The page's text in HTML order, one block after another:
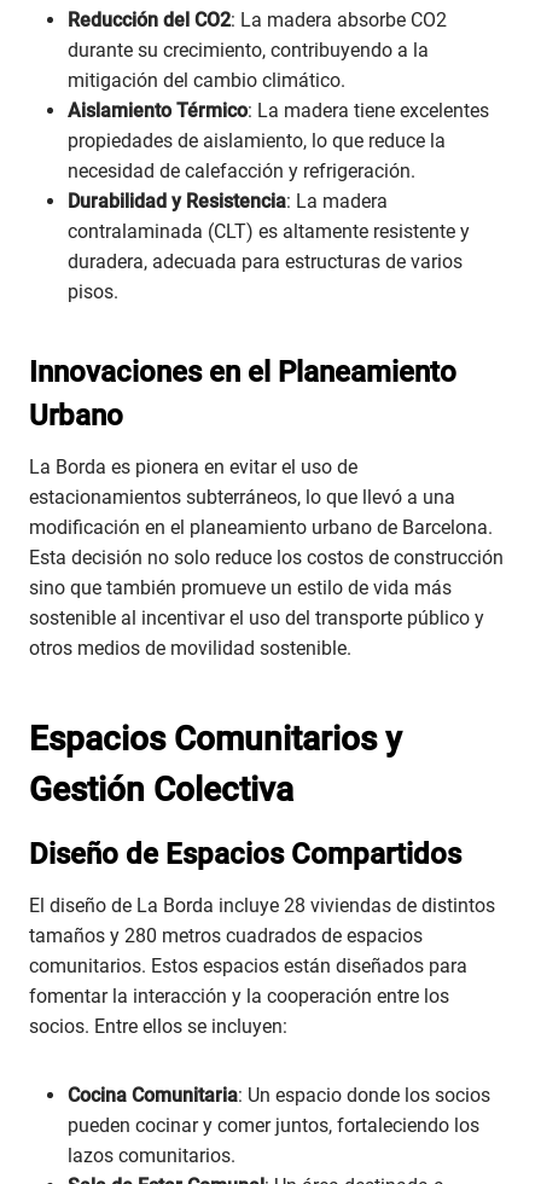
Reducción del CO2: La madera absorbe CO2
durante su crecimiento, contribuyendo a la
mitigación del cambio climático.
Aislamiento Térmico: La madera tiene excelentes
propiedades de aislamiento, lo que reduce la
necesidad de calefacción y refrigeración.
Durabilidad y Resistencia: La madera
contralaminada (CLT) es altamente resistente y
duradera, adecuada para estructuras de varios
pisos.
Innovaciones en el Planeamiento
Urbano
La Borda es pionera en evitar el uso de
estacionamientos subterráneos, lo que llevó a una
modificación en el planeamiento urbano de Barcelona.
Esta decisión no solo reduce los costos de construcción
sino que también promueve un estilo de vida más
sostenible al incentivar el uso del transporte público y
otros medios de movilidad sostenible.
Espacios Comunitarios y
Gestión Colectiva
Diseño de Espacios Compartidos
El diseño de La Borda incluye 28 viviendas de distintos
tamaños y 280 metros cuadrados de espacios
comunitarios. Estos espacios están diseñados para
fomentar la interacción y la cooperación entre los
socios. Entre ellos se incluyen:
Cocina Comunitaria: Un espacio donde los socios
pueden cocinar y comer juntos, fortaleciendo los
lazos comunitarios.